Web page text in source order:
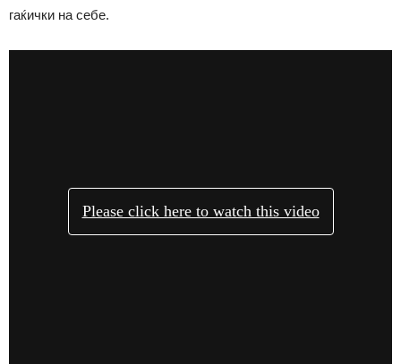
гаќички на себе.